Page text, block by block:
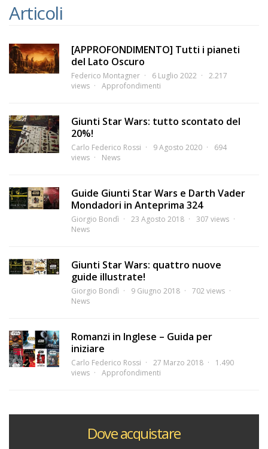
Articoli
[APPROFONDIMENTO] Tutti i pianeti
del Lato Oscuro
Federico Montagner 6 Luglio 2022
2.217
views
Approfondimenti
Giunti Star Wars: tutto scontato del
20%!
Carlo Federico Rossi 9 Agosto 2020
694
views
News
Guide Giunti Star Wars e Darth Vader
Mondadori in Anteprima 324
Giorgio Bondì 23 Agosto 2018
307 views
News
Giunti Star Wars: quattro nuove
guide illustrate!
Giorgio Bondì 9 Giugno 2018
702 views
News
Romanzi in Inglese – Guida per
iniziare
Carlo Federico Rossi 27 Marzo 2018
1.490
views
Approfondimenti
Dove acquistare